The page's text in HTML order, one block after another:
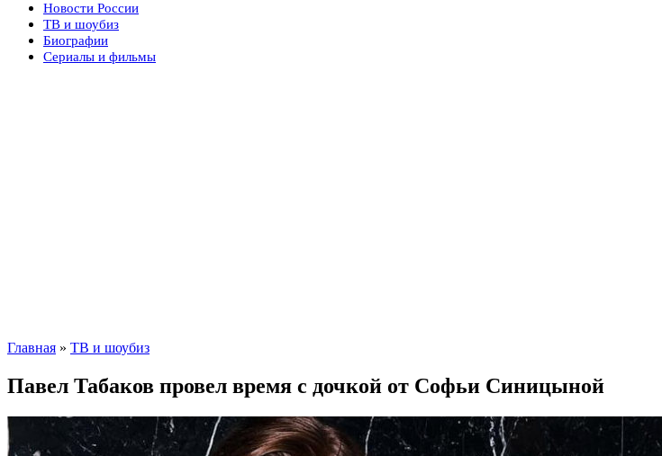
Новости России
ТВ и шоубиз
Биографии
Сериалы и фильмы
Главная » ТВ и шоубиз
Павел Табаков провел время с дочкой от Софьи Синицыной